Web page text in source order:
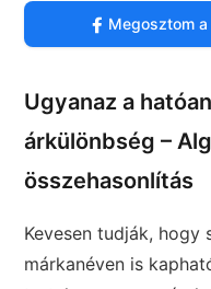
Megosztom
Ugyanaz a
árkülönbség –
összehasonlítás
Kevesen tudják, hogy
márkanéven is